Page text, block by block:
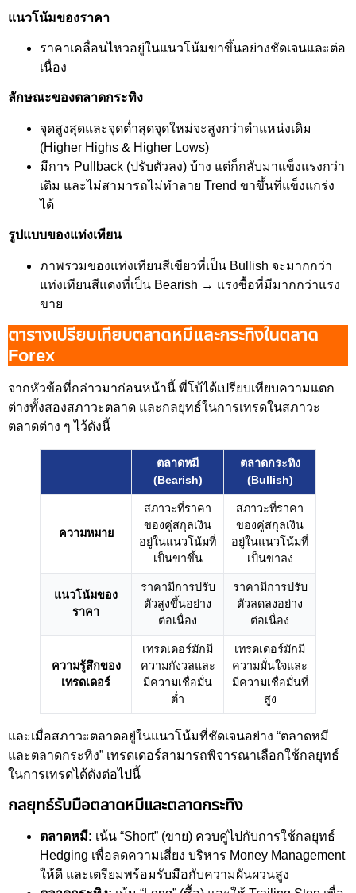
แนวโน้มของราคา
ราคาเคลื่อนไหวอยู่ในแนวโน้มขาขึ้นอย่างชัดเจนและต่อ
เนื่อง
ลักษณะของตลาดกระทิง
จุดสูงสุดและจุดต่ำสุดจุดใหม่จะสูงกว่าตำแหน่งเดิม
(Higher Highs & Higher Lows)
มีการ Pullback (ปรับตัวลง) บ้าง แต่ก็กลับมาแข็งแรงกว่า
เดิม และไม่สามารถไม่ทำลาย Trend ขาขึ้นที่แข็งแกร่ง
ได้
รูปแบบของแท่งเทียน
ภาพรวมของแท่งเทียนสีเขียวที่เป็น Bullish จะมากกว่า
แท่งเทียนสีแดงที่เป็น Bearish → แรงซื้อที่มีมากกว่าแรง
ขาย
ตารางเปรียบเทียบตลาดหมีและกระทิงในตลาด
Forex
จากหัวข้อที่กล่าวมาก่อนหน้านี้ พี่โบ้ได้เปรียบเทียบความแตก
ต่างทั้งสองสภาวะตลาด และกลยุทธ์ในการเทรดในสภาวะ
ตลาดต่าง ๆ ไว้ดังนี้
ตลาดหมี
(Bearish)
ตลาดกระทิง
(Bullish)
ความหมาย
สภาวะที่ราคา
ของคู่สกุลเงิน
อยู่ในแนวโน้มที่
เป็นขาขึ้น
สภาวะที่ราคา
ของคู่สกุลเงิน
อยู่ในแนวโน้มที่
เป็นขาลง
แนวโน้มของ
ราคา
ราคามีการปรับ
ตัวสูงขึ้นอย่าง
ต่อเนื่อง
ราคามีการปรับ
ตัวลดลงอย่าง
ต่อเนื่อง
ความรู้สึกของ
เทรดเดอร์
เทรดเดอร์มักมี
ความกังวลและ
มีความเชื่อมั่น
ต่ำ
เทรดเดอร์มักมี
ความมั่นใจและ
มีความเชื่อมั่นที่
สูง
และเมื่อสภาวะตลาดอยู่ในแนวโน้มที่ชัดเจนอย่าง “ตลาดหมี
และตลาดกระทิง” เทรดเดอร์สามารถพิจารณาเลือกใช้กลยุทธ์
ในการเทรดได้ดังต่อไปนี้
กลยุทธ์รับมือตลาดหมีและตลาดกระทิง
ตลาดหมี: เน้น “Short” (ขาย) ควบคู่ไปกับการใช้กลยุทธ์
Hedging เพื่อลดความเสี่ยง บริหาร Money Management
ให้ดี และเตรียมพร้อมรับมือกับความผันผวนสูง